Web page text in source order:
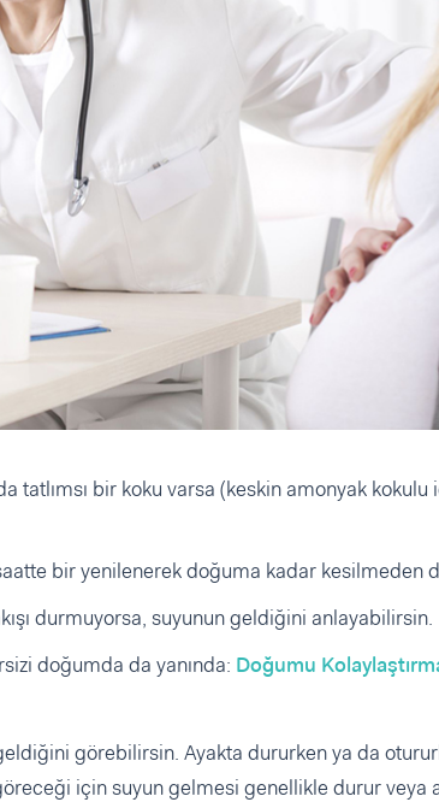
tatlımsı bir koku varsa (keskin amonyak
bir yenilenerek doğuma kadar kesilmeden
akışı durmuyorsa, suyunun geldiğini anlayabilirsin.
doğumda da yanında: Doğumu
görebilirsin. Ayakta dururken ya da
için suyun gelmesi genellikle durur veya